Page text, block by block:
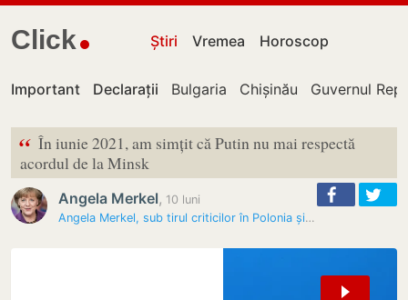
Click Știri Vremea Horoscop
Important Declarații Bulgaria Chișinău Guvernul
“ În iunie 2021, am simțit că Putin nu mai respectă
acordul de la Minsk
Angela Merkel, 10 luni
Angela Merkel, sub tirul criticilor în Polonia și țările baltice…